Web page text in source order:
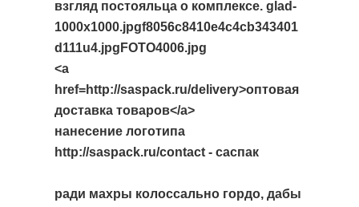
взгляд постояльца о комплексе. glad-
1000x1000.jpgf8056c8410e4c4cb343401
d111u4.jpgFOTO4006.jpg
<a
href=http://saspack.ru/delivery>оптовая
доставка товаров</a>
нанесение логотипа
http://saspack.ru/contact - саспак
ради махры колоссально гордо, дабы